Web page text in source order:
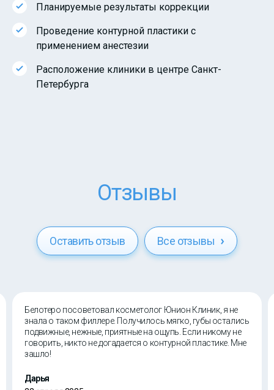
Планируемые результаты коррекции
Проведение контурной пластики с
применением анестезии
Расположение клиники в центре Санкт-
Петербурга
Отзывы
Оставить отзыв Все отзывы
Белотеро посоветовал косметолог Юнион Клиник, я не
знала о таком филлере. Получилось мягко, губы остались
подвижные, нежные, приятные на ощупь. Если никому не
говорить, никто не догадается о контурной пластике. Мне
зашло!
Дарья